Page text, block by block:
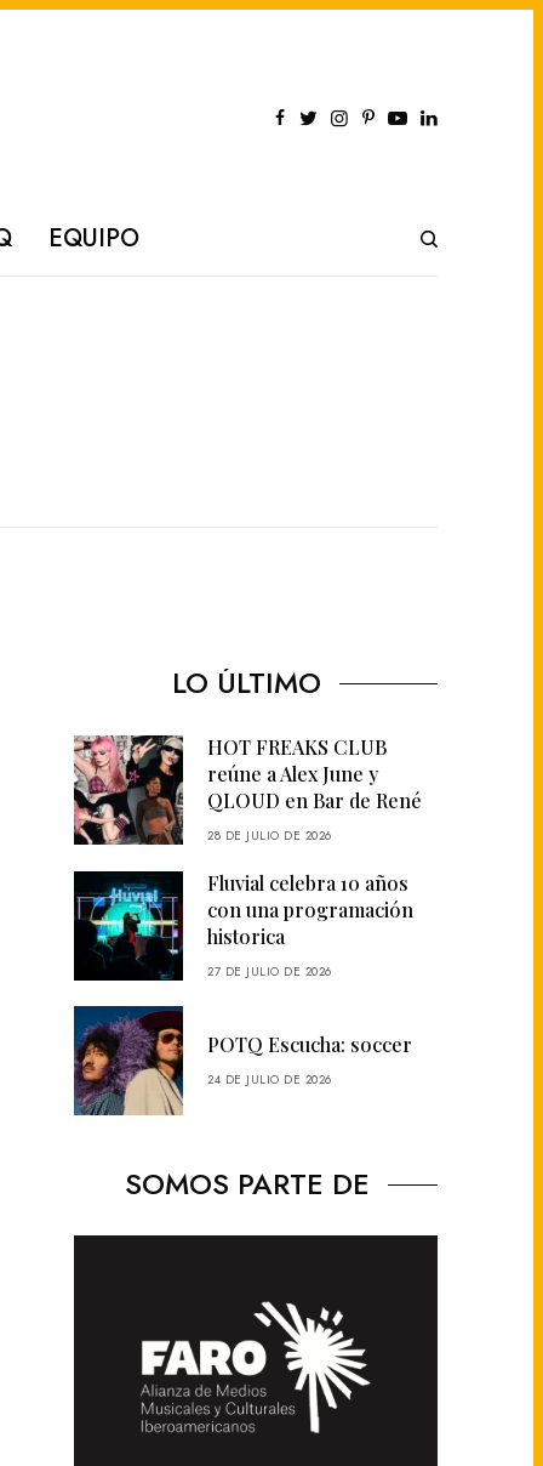
EQUIPO
LO ÚLTIMO
HOT FREAKS CLUB
reúne a Alex June y
QLOUD en Bar de René
28 DE JULIO DE 2026
Fluvial celebra 10 años
con una programación
historica
27 DE JULIO DE 2026
POTQ Escucha: soccer
24 DE JULIO DE 2026
SOMOS PARTE DE